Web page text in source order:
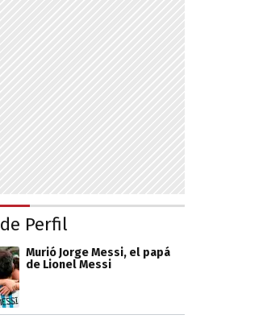
Perfil
Murió Jorge Messi, el papá
de Lionel Messi